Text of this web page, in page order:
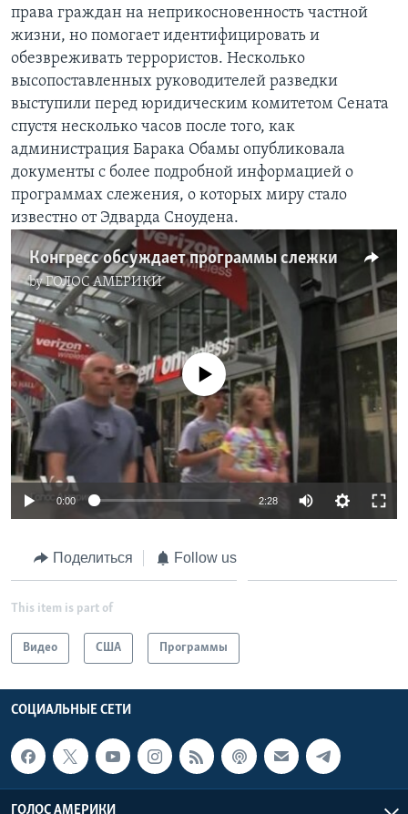
Learning English
СОЦИАЛЬНЫЕ СЕТИ
Языки
права граждан на неприкосновенность частной
жизни, но помогает идентифицировать и
обезвреживать террористов. Несколько
высопоставленных руководителей разведки
выступили перед юридическим комитетом Сената
спустя несколько часов после того, как
администрация Барака Обамы опубликовала
документы с более подробной информацией о
программах слежения, о которых миру стало
известно от Эдварда Сноудена.
Конгресс обсуждает программы слежки
byГОЛОС АМЕРИКИ
No media source currently available
0:00 2:28
Поделиться Follow us
This item is part of
Видео США Программы
СОЦИАЛЬНЫЕ СЕТИ
ГОЛОС АМЕРИКИ